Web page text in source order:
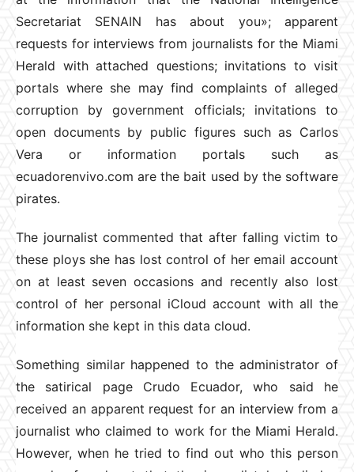
Secretariat SENAIN has about you»; apparent
requests for interviews from journalists for the Miami
Herald with attached questions; invitations to visit
portals where she may find complaints of alleged
corruption by government officials; invitations to
open documents by public figures such as Carlos
Vera or information portals such as
ecuadorenvivo.com are the bait used by the software
pirates.
The journalist commented that after falling victim to
these ploys she has lost control of her email account
on at least seven occasions and recently also lost
control of her personal iCloud account with all the
information she kept in this data cloud.
Something similar happened to the administrator of
the satirical page Crudo Ecuador, who said he
received an apparent request for an interview from a
journalist who claimed to work for the Miami Herald.
However, when he tried to find out who this person